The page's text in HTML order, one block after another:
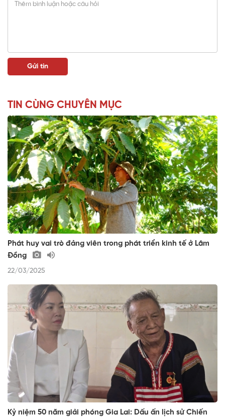
TIN CÙNG CHUYÊN MỤC
Phát huy vai trò đảng viên trong phát triển kinh tế ở Lâm
Đồng
22/03/2025
Kỷ niệm 50 năm giải phóng Gia Lai: Dấu ấn lịch sử Chiến